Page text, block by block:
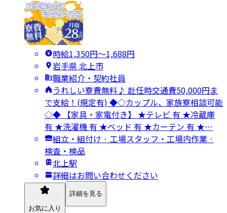
時給1,350円〜1,688円
岩手県 北上市
職業紹介・契約社員
うれしい寮費無料♪ 赴任時交通費50,000円ま
で支給！(規定有) ◆◇カップル、家族寮相談可能
◇◆ 【家具・家電付き】 ★テレビ 有 ★冷蔵庫
有 ★洗濯機 有 ★ベッド 有 ★カーテン 有 ★…
組立・組付け · 工場スタッフ・工場内作業 ·
検査・検品
北上駅
詳細はお問い合わせください
お気に入り
詳細を見る